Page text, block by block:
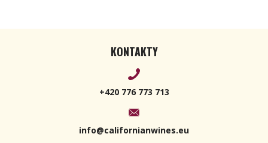
KONTAKTY
+420 776 773 713
info@californianwines.eu